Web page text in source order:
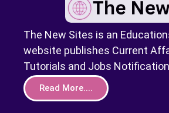
The New Sites is an
website publishes Current
Tutorials and Jobs
Read More....